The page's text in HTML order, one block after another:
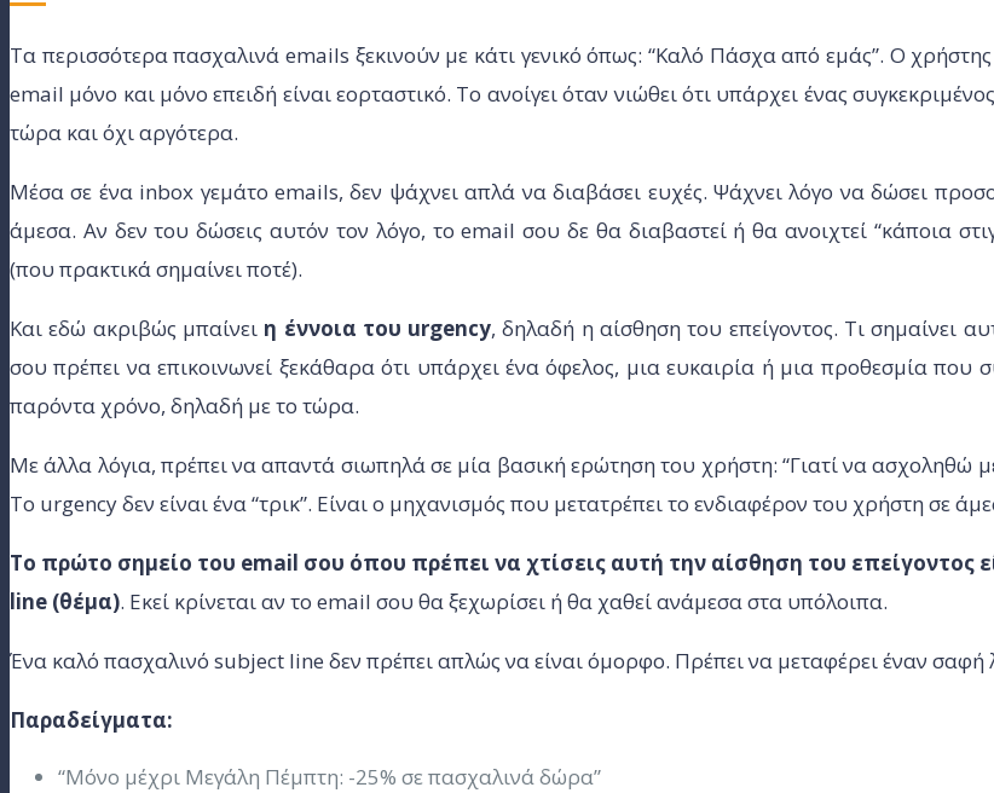
Τα περισσότερα πασχαλινά emails ξεκινούν με κάτι γενικό όπως: “Καλό Πάσχα από εμάς”. Ο χρήστης
email μόνο και μόνο επειδή είναι εορταστικό. Το ανοίγει όταν νιώθει ότι υπάρχει ένας
τώρα και όχι αργότερα.
Mέσα σε ένα inbox γεμάτο emails, δεν ψάχνει απλά να διαβάσει ευχές. Ψάχνει λόγο να δώσει
άμεσα. Αν δεν του δώσεις αυτόν τον λόγο, το email σου δε θα διαβαστεί ή θα ανοιχτεί “κάποια
(που πρακτικά σημαίνει ποτέ).
Και εδώ ακριβώς μπαίνει η έννοια του urgency, δηλαδή η αίσθηση του επείγοντος. Τι σημαίνει
σου πρέπει να επικοινωνεί ξεκάθαρα ότι υπάρχει ένα όφελος, μια ευκαιρία ή μια προθεσμία που
παρόντα χρόνο, δηλαδή με το τώρα.
Με άλλα λόγια, πρέπει να απαντά σιωπηλά σε μία βασική ερώτηση του χρήστη: “Γιατί να ασχοληθώ
Το urgency δεν είναι ένα “τρικ”. Είναι ο μηχανισμός που μετατρέπει το ενδιαφέρον του χρήστη σε
Το πρώτο σημείο του email σου όπου πρέπει να χτίσεις αυτή την αίσθηση του επείγοντος
line (θέμα). Εκεί κρίνεται αν το email σου θα ξεχωρίσει ή θα χαθεί ανάμεσα στα υπόλοιπα.
Ένα καλό πασχαλινό subject line δεν πρέπει απλώς να είναι όμορφο. Πρέπει να μεταφέρει έναν σαφή
Παραδείγματα:
“Μόνο μέχρι Μεγάλη Πέμπτη: -25% σε πασχαλινά δώρα”